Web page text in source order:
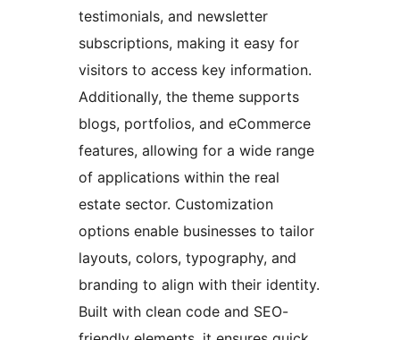
testimonials, and newsletter
subscriptions, making it easy for
visitors to access key information.
Additionally, the theme supports
blogs, portfolios, and eCommerce
features, allowing for a wide range
of applications within the real
estate sector. Customization
options enable businesses to tailor
layouts, colors, typography, and
branding to align with their identity.
Built with clean code and SEO-